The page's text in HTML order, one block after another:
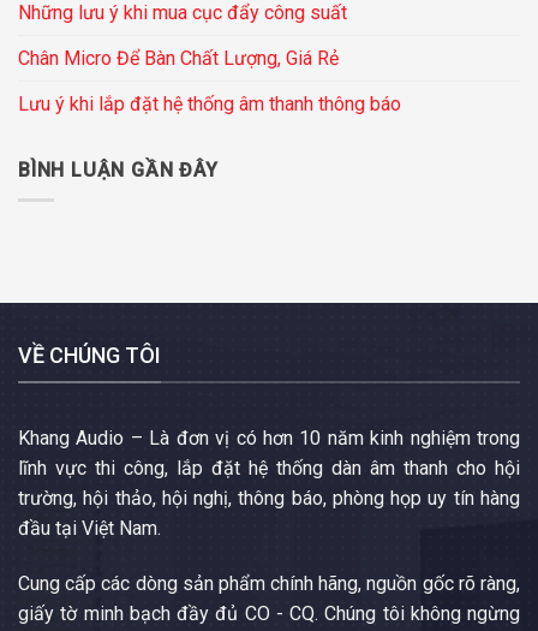
Những lưu ý khi mua cục đẩy công suất
Chân Micro Để Bàn Chất Lượng, Giá Rẻ
Lưu ý khi lắp đặt hệ thống âm thanh thông báo
BÌNH LUẬN GẦN ĐÂY
VỀ CHÚNG TÔI
Khang Audio – Là đơn vị có hơn 10 năm kinh nghiệm trong
lĩnh vực thi công, lắp đặt hệ thống dàn âm thanh cho hội
trường, hội thảo, hội nghị, thông báo, phòng họp uy tín hàng
đầu tại Việt Nam.
Cung cấp các dòng sản phẩm chính hãng, nguồn gốc rõ ràng,
giấy tờ minh bạch đầy đủ CO - CQ. Chúng tôi không ngừng